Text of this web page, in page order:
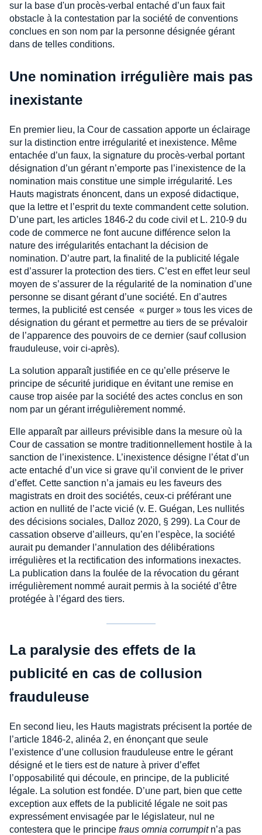
sur la base d'un procès-verbal entaché d’un faux fait
obstacle à la contestation par la société de conventions
conclues en son nom par la personne désignée gérant
dans de telles conditions.
Une nomination irrégulière mais pas
inexistante
En premier lieu, la Cour de cassation apporte un éclairage
sur la distinction entre irrégularité et inexistence. Même
entachée d’un faux, la signature du procès-verbal portant
désignation d’un gérant n’emporte pas l’inexistence de la
nomination mais constitue une simple irrégularité. Les
Hauts magistrats énoncent, dans un exposé didactique,
que la lettre et l’esprit du texte commandent cette solution.
D’une part, les articles 1846-2 du code civil et L. 210-9 du
code de commerce ne font aucune différence selon la
nature des irrégularités entachant la décision de
nomination. D’autre part, la finalité de la publicité légale
est d’assurer la protection des tiers. C’est en effet leur seul
moyen de s’assurer de la régularité de la nomination d’une
personne se disant gérant d’une société. En d’autres
termes, la publicité est censée « purger » tous les vices de
désignation du gérant et permettre au tiers de se prévaloir
de l’apparence des pouvoirs de ce dernier (sauf collusion
frauduleuse, voir ci-après).
La solution apparaît justifiée en ce qu’elle préserve le
principe de sécurité juridique en évitant une remise en
cause trop aisée par la société des actes conclus en son
nom par un gérant irrégulièrement nommé.
Elle apparaît par ailleurs prévisible dans la mesure où la
Cour de cassation se montre traditionnellement hostile à la
sanction de l’inexistence. L’inexistence désigne l’état d’un
acte entaché d’un vice si grave qu’il convient de le priver
d’effet. Cette sanction n’a jamais eu les faveurs des
magistrats en droit des sociétés, ceux-ci préférant une
action en nullité de l’acte vicié (v. E. Guégan, Les nullités
des décisions sociales, Dalloz 2020, § 299). La Cour de
cassation observe d’ailleurs, qu’en l’espèce, la société
aurait pu demander l’annulation des délibérations
irrégulières et la rectification des informations inexactes.
La publication dans la foulée de la révocation du gérant
irrégulièrement nommé aurait permis à la société d’être
protégée à l’égard des tiers.
La paralysie des effets de la
publicité en cas de collusion
frauduleuse
En second lieu, les Hauts magistrats précisent la portée de
l’article 1846-2, alinéa 2, en énonçant que seule
l’existence d’une collusion frauduleuse entre le gérant
désigné et le tiers est de nature à priver d’effet
l’opposabilité qui découle, en principe, de la publicité
légale. La solution est fondée. D’une part, bien que cette
exception aux effets de la publicité légale ne soit pas
expressément envisagée par le législateur, nul ne
contestera que le principe fraus omnia corrumpitn’a pas